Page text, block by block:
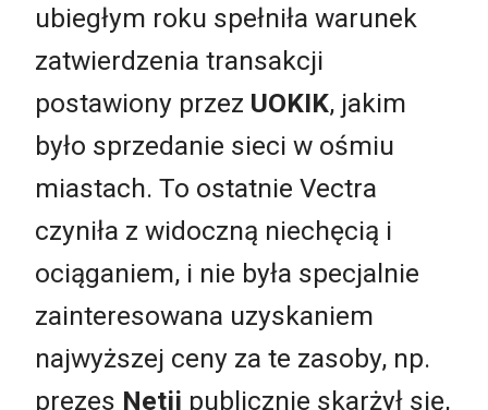
ubiegłym roku spełniła warunek
zatwierdzenia transakcji
postawiony przez UOKIK, jakim
było sprzedanie sieci w ośmiu
miastach. To ostatnie Vectra
czyniła z widoczną niechęcią i
ociąganiem, i nie była specjalnie
zainteresowana uzyskaniem
najwyższej ceny za te zasoby, np.
prezes Netii publicznie skarżył się,